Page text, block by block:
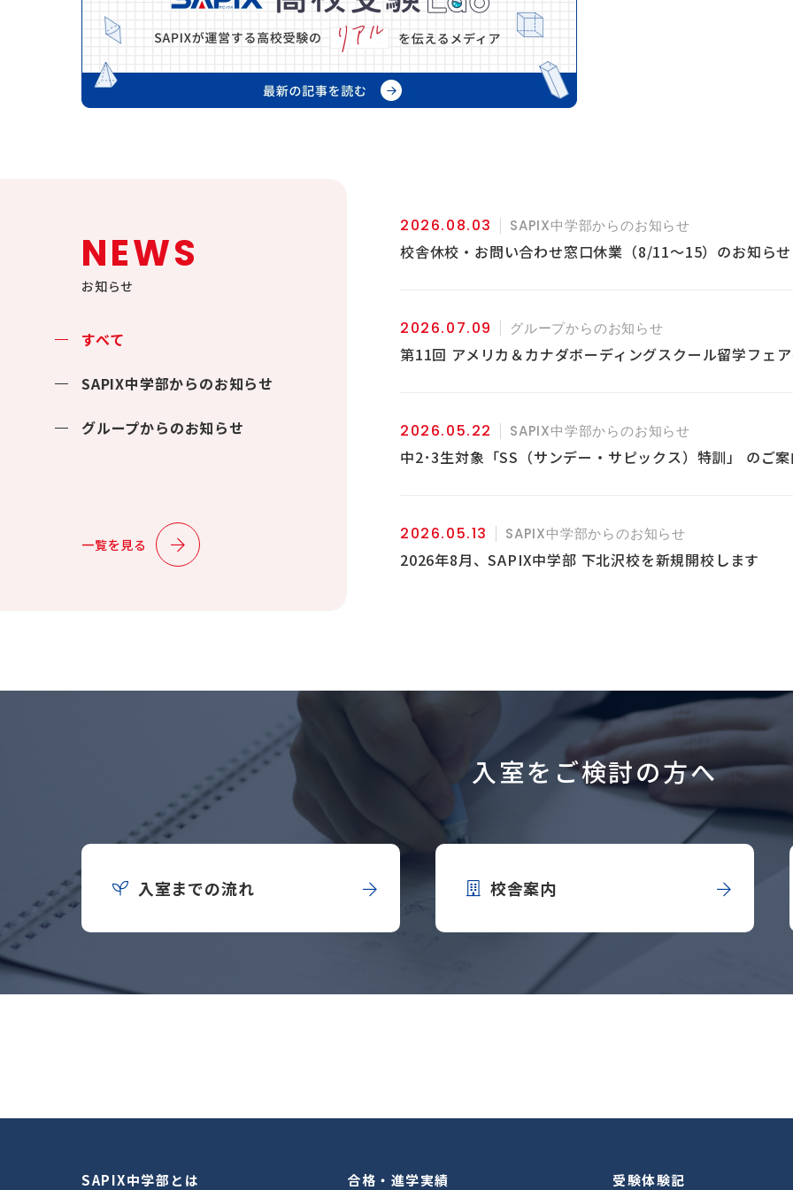
NEWS
お知らせ
すべて
SAPIX中学部からのお知らせ
グループからのお知らせ
一覧を見る
2026.08.03 SAPIX中学部からのお知らせ
校舎休校・お問い合わせ窓口休業（8/11～15）のお知らせ
2026.07.09 グループからのお知らせ
第11回 アメリカ＆カナダボーディングスクール留学フェ
2026.05.22 SAPIX中学部からのお知らせ
中2･3生対象「SS（サンデー・サピックス）特訓」 のご
2026.05.13 SAPIX中学部からのお知らせ
2026年8月、SAPIX中学部 下北沢校を新規開校します
入室をご検討の方へ
入室までの流れ 校舎案内
SAPIX中学部とは 合格・進学実績 受験体験記